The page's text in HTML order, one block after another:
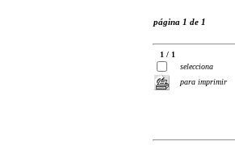
página 1 de 1
1 / 1
selecciona
para imprimir